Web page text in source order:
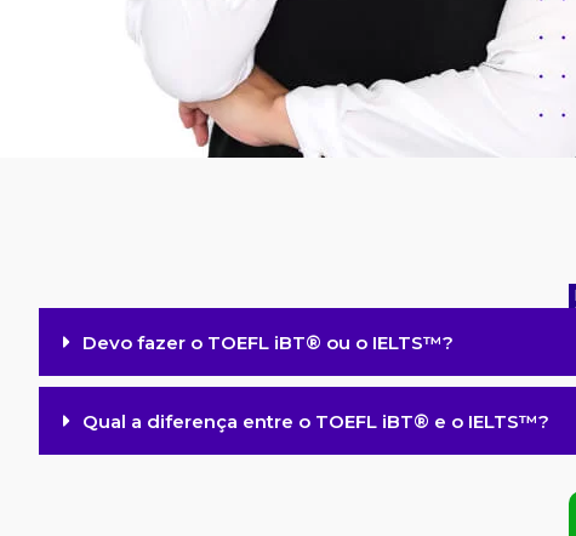
Devo fazer o TOEFL iBT® ou o IELTS™️?
Qual a diferença entre o TOEFL iBT® e o IELTS™️?